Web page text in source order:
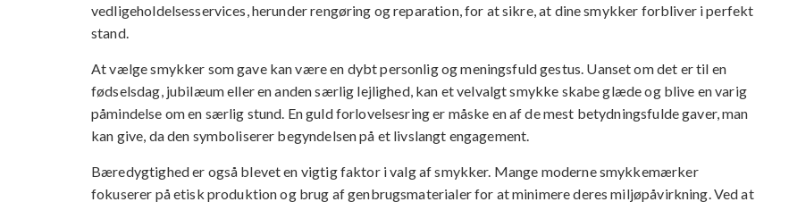
vedligeholdelsesservices, herunder rengøring og reparation, for at sikre, at dine smykker forbliver i perfekt
stand.
At vælge smykker som gave kan være en dybt personlig og meningsfuld gestus. Uanset om det er til en
fødselsdag, jubilæum eller en anden særlig lejlighed, kan et velvalgt smykke skabe glæde og blive en varig
påmindelse om en særlig stund. En guld forlovelsesring er måske en af de mest betydningsfulde gaver, man
kan give, da den symboliserer begyndelsen på et livslangt engagement.
Bæredygtighed er også blevet en vigtig faktor i valg af smykker. Mange moderne smykkemærker
fokuserer på etisk produktion og brug af genbrugsmaterialer for at minimere deres miljøpåvirkning. Ved at